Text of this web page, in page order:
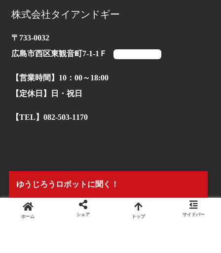
株式会社タイアンドギー
〒733-0032
広島市西区東観音町7-1-1Ｆ
【営業時間】10：00～18:00
【定休日】日・祝日
【TEL】082-503-1170
株式会社タイアンドギー
ホーム シェア トップ サイドバー
ゆうじろうロボットに聞く！